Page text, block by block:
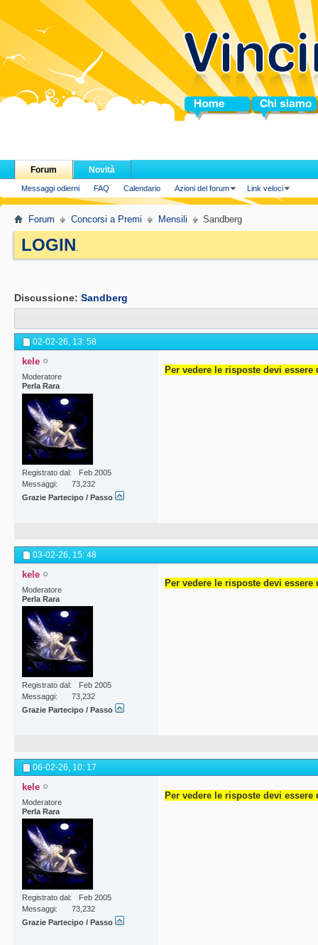
Home Chi siamo
Forum
Messaggi odierni FAQ Calendario Azioni del forum Link veloci
Novità
Forum Concorsi a Premi Mensili Sandberg
LOGIN.
Discussione: Sandberg
02-02-26, 13: 58
kele
Moderatore
Perla Rara
Registrato dal
Feb 2005
Messaggi
73,232
Grazie Partecipo / Passo
Per vedere le risposte devi
03-02-26, 15: 48
kele
Moderatore
Perla Rara
Registrato dal
Feb 2005
Messaggi
73,232
Grazie Partecipo / Passo
Per vedere le risposte devi essere
06-02-26, 10: 17
kele
Moderatore
Perla Rara
Registrato dal
Feb 2005
Messaggi
73,232
Grazie Partecipo / Passo
Per vedere le risposte devi